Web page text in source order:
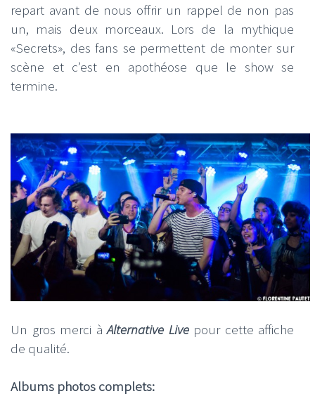
repart avant de nous offrir un rappel de non pas
un, mais deux morceaux. Lors de la mythique
«Secrets», des fans se permettent de monter sur
scène et c’est en apothéose que le show se
termine.
Un gros merci àAlternative Livepour cette affiche
de qualité.
Albums photos complets: